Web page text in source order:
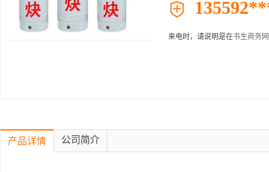

来电时，请说明是在书生商务网
产品详情 公司简介